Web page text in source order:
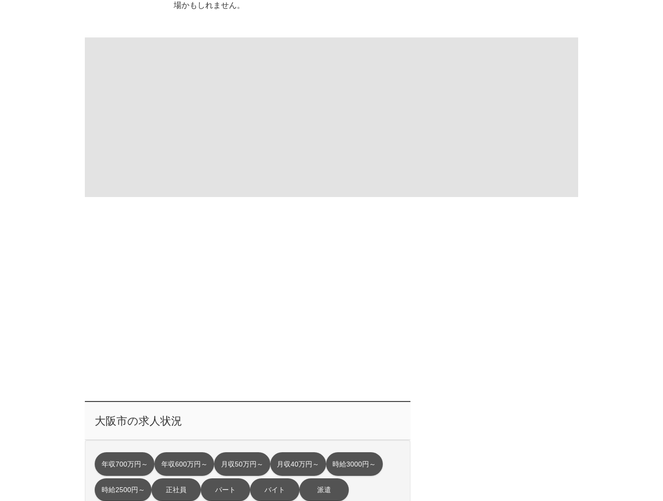
場かもしれません。
大阪市の求人状況
年収700万円～ 年収600万円～ 月収50万円～ 月収40万円～ 時給3000円～
時給2500円～ 正社員 パート バイト 派遣